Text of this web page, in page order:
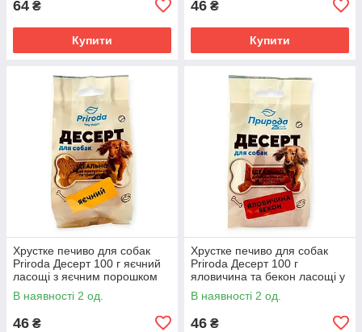
64 ₴
Купити
46 ₴
Купити
Хрустке печиво для собак
Priroda Десерт 100 г яєчний
ласощі з яєчним порошком
та травами для шерсті, шкіри
та дресирування
В наявності 2 од.
46 ₴
Хрустке печиво для собак
Priroda Десерт 100 г
яловичина та бекон ласощі у
формі кісточок та подушечок
для дресирування
В наявності 2 од.
46 ₴